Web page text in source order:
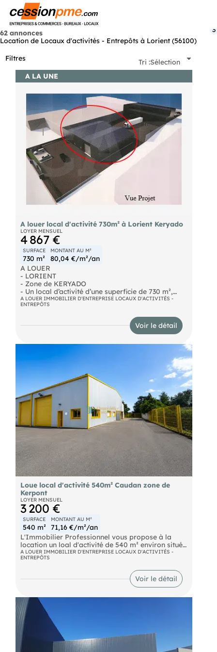
62 annonces
Location de Locaux d'activités - Entrepôts à Lorient (56100)
Filtres
3
Tri :Sélection
A LA UNE
A louer local d'activité 730m² à Lorient Keryado
LOYER MENSUEL
4 867 €
SURFACE
730 m²
MONTANT AU M²
80,04 €/m²/an
A LOUER
- LORIENT
- Zone de KERYADO
- Un local d’activité d’une superficie de 730 m²,
dont l’espace de bureaux pour 200 m².
l’arrière en commun avec la parcelle donnant sur
Disponibilité après travaux – 5 mois.
A LOUER IMMOBILIER D'ENTREPRISE LOCAUX D'ACTIVITÉS -
ENTREPÔTS
Voir le détail
Loue local d'activité 540m² Caudan zone de
Kerpont
LOYER MENSUEL
3 200 €
SURFACE
540 m²
MONTANT AU M²
71,16 €/m²/an
L'Immobilier Professionnel vous propose à la
location un loal d'activité de 540 m² environ situé
à Caudan, à proximité immédiate de la RN165.
• 400 m² d’entrepôt en rez-de-chaussée
• 60 m² de bureaux en rez-de-chaussée
• Sanitaires
• porte sectionnelle
• aire de lavage
• Construction métallique
• Bardage panneau sandwich isolé double peau
• Toiture isolée
A LOUER IMMOBILIER D'ENTREPRISE LOCAUX D'ACTIVITÉS -
ENTREPÔTS
Voir le détail